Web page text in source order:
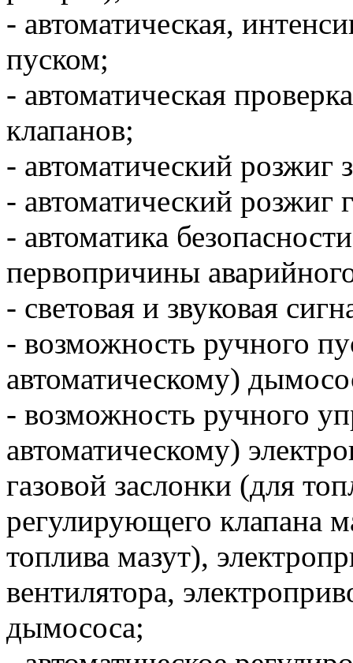
- автоматическая,
пуском;
- автоматическая
клапанов;
- автоматический розжиг
- автоматический розжиг
- автоматика
первопричины
- световая и звуковая
- возможность ручного
автоматическому)
- возможность ручного
автоматическому)
газовой заслонки (для
регулирующего клапана
топлива мазут),
вентилятора,
дымососа;